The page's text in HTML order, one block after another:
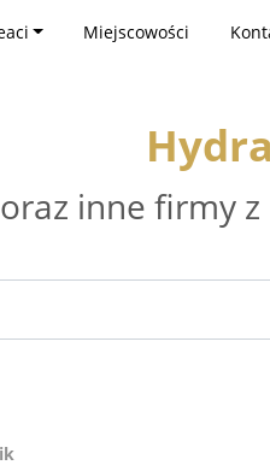
Miejscowości
oraz inne firmy z